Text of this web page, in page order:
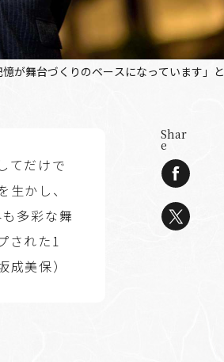
が舞台づくりのベースになっています」と
てだけで
かし、
多彩な舞
された1
美保）
Shar
e